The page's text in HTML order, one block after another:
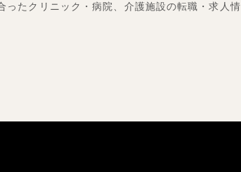
ったクリニック・病院、介護施設の転職・求人情